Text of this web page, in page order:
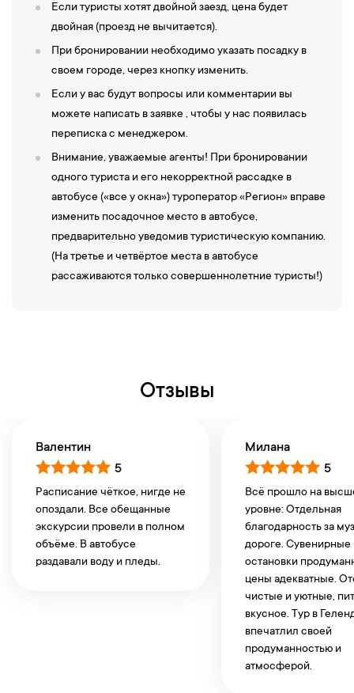
Если туристы хотят двойной заезд, цена будет
двойная (проезд не вычитается).
При бронировании необходимо указать посадку в
своем городе, через кнопку изменить.
Если у вас будут вопросы или комментарии вы
можете написать в заявке , чтобы у нас появилась
переписка с менеджером.
Внимание, уважаемые агенты! При бронировании
одного туриста и его некорректной рассадке в
автобусе («все у окна») туроператор «Регион» вправе
изменить посадочное место в автобусе,
предварительно уведомив туристическую компанию.
(На третье и четвёртое места в автобусе
рассаживаются только совершеннолетние туристы!)
Отзывы
Валентин
5
Расписание чёткое, нигде не
опоздали. Все обещанные
экскурсии провели в полном
объёме. В автобусе
раздавали воду и пледы.
Милана
5
Всё прошло на
уровне: Отдельная
благодарность за
дороге. Сувенирные
остановки
цены адекватные.
чистые и уютные,
вкусное. Тур в
впечатлил своей
продуманностью и
атмосферой.